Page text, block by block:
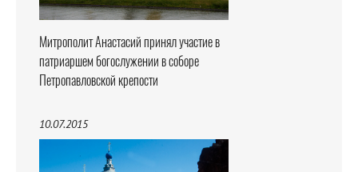
Митрополит Анастасий принял участие в
патриаршем богослужении в соборе
Петропавловской крепости
10.07.2015